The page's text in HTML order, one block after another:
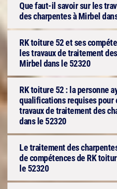
Que faut-il savoir sur les
des charpentes à Mirbel
RK toiture 52 et ses
les travaux de traitement
Mirbel dans le 52320
RK toiture 52 : la personne
qualifications requises pour
travaux de traitement des
dans le 52320
Le traitement des
de compétences de RK
le 52320